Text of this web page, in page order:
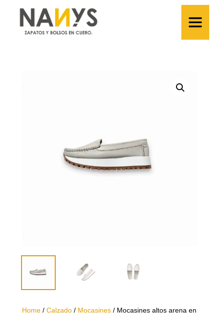
Home/ Calzado/ Mocasines/ Mocasines altos arena en